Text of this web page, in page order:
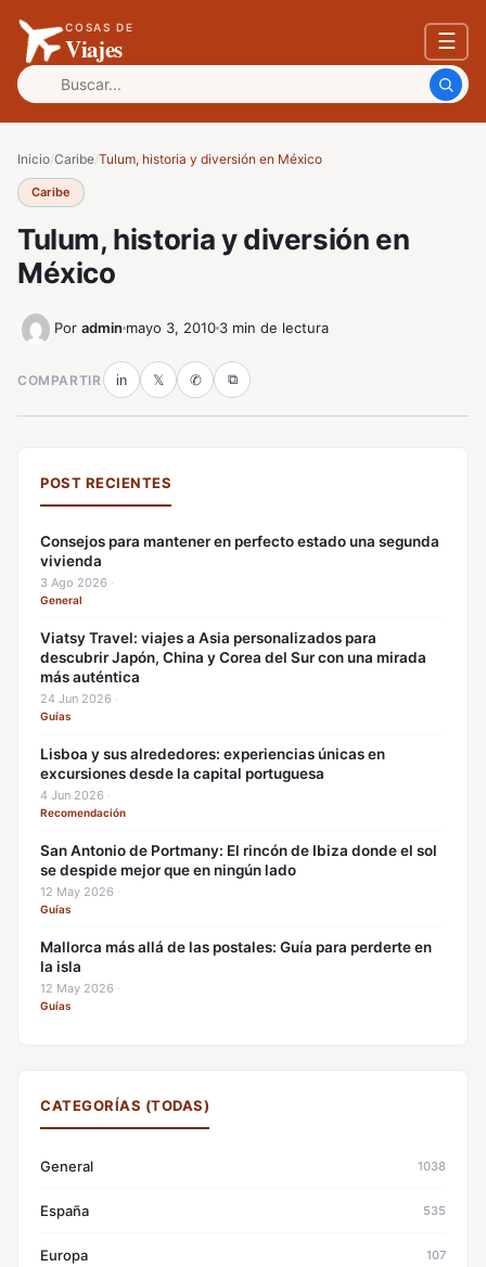
COSAS DE
Viajes ☰
Buscar:
Inicio/Caribe/Tulum, historia y diversión en México
Caribe
Tulum, historia y diversión en
México
Por admin mayo 3, 2010 3 min de lectura
COMPARTIR in 𝕏 ✆ ⧉
POST RECIENTES
Consejos para mantener en perfecto estado una segunda
vivienda
3 Ago 2026 ·
General
Viatsy Travel: viajes a Asia personalizados para
descubrir Japón, China y Corea del Sur con una mirada
más auténtica
24 Jun 2026 ·
Guías
Lisboa y sus alrededores: experiencias únicas en
excursiones desde la capital portuguesa
4 Jun 2026 ·
Recomendación
San Antonio de Portmany: El rincón de Ibiza donde el sol
se despide mejor que en ningún lado
12 May 2026 ·
Guías
Mallorca más allá de las postales: Guía para perderte en
la isla
12 May 2026 ·
Guías
CATEGORÍAS (TODAS)
General 1038
España 535
Europa 107